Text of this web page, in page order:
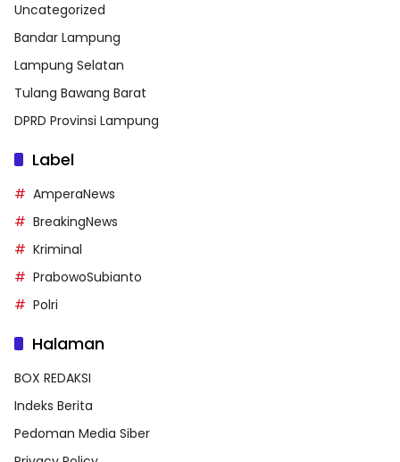
Uncategorized
Bandar Lampung
Lampung Selatan
Tulang Bawang Barat
DPRD Provinsi Lampung
Label
AmperaNews
BreakingNews
Kriminal
PrabowoSubianto
Polri
Halaman
BOX REDAKSI
Indeks Berita
Pedoman Media Siber